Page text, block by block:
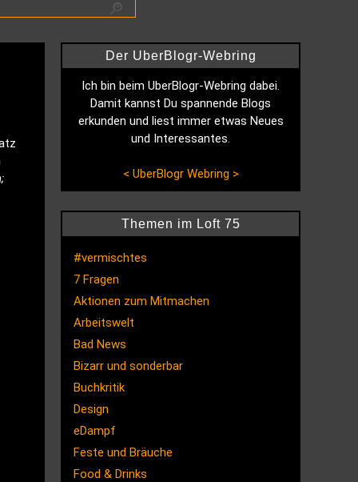
Der UberBlogr-Webring
Ich bin beim UberBlogr-Webring dabei.
Damit kannst Du spannende Blogs
erkunden und liest immer etwas Neues
und Interessantes.
< UberBlogr Webring >
Themen im Loft 75
#vermischtes
7 Fragen
Aktionen zum Mitmachen
Arbeitswelt
Bad News
Bizarr und sonderbar
Buchkritik
Design
eDampf
Feste und Bräuche
Food & Drinks